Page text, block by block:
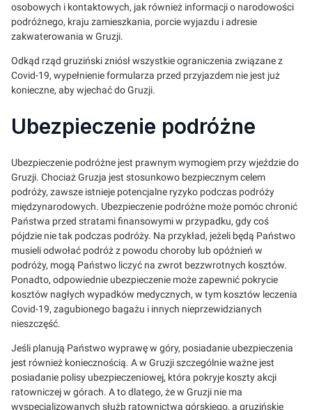
osobowych i kontaktowych, jak również informacji o narodowości
podróżnego, kraju zamieszkania, porcie wyjazdu i adresie
zakwaterowania w Gruzji.
Odkąd rząd gruziński zniósł wszystkie ograniczenia związane z
Covid-19, wypełnienie formularza przed przyjazdem nie jest już
konieczne, aby wjechać do Gruzji.
Ubezpieczenie podróżne
Ubezpieczenie podróżne jest prawnym wymogiem przy wjeździe do
Gruzji. Chociaż Gruzja jest stosunkowo bezpiecznym celem
podróży, zawsze istnieje potencjalne ryzyko podczas podróży
międzynarodowych. Ubezpieczenie podróżne może pomóc chronić
Państwa przed stratami finansowymi w przypadku, gdy coś
pójdzie nie tak podczas podróży. Na przykład, jeżeli będą Państwo
musieli odwołać podróż z powodu choroby lub opóźnień w
podróży, mogą Państwo liczyć na zwrot bezzwrotnych kosztów.
Ponadto, odpowiednie ubezpieczenie może zapewnić pokrycie
kosztów nagłych wypadków medycznych, w tym kosztów leczenia
Covid-19, zagubionego bagażu i innych nieprzewidzianych
nieszczęść.
Jeśli planują Państwo wyprawę w góry, posiadanie ubezpieczenia
jest również koniecznością. A w Gruzji szczególnie ważne jest
posiadanie polisy ubezpieczeniowej, która pokryje koszty akcji
ratowniczej w górach. A to dlatego, że w Gruzji nie ma
wyspecjalizowanych służb ratownictwa górskiego, a gruzińskie